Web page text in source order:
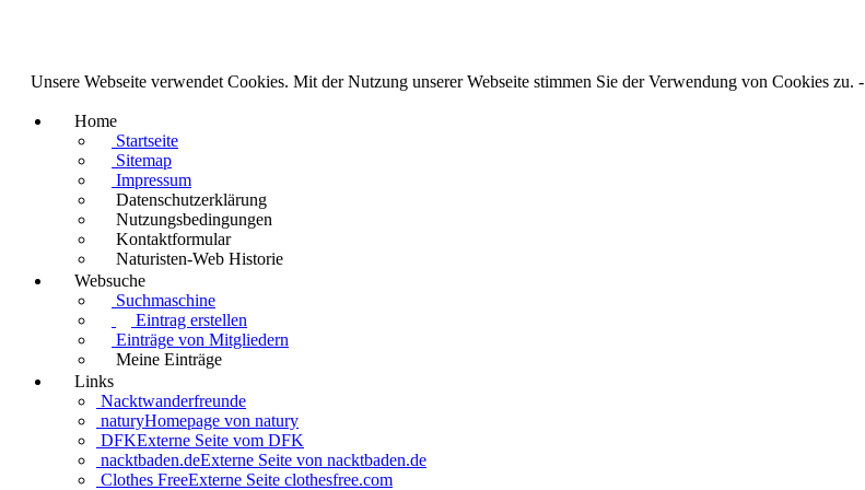
Unsere Webseite verwendet Cookies. Mit der Nutzung unserer Webseite stimmen Sie der Verwendung von Cookies zu. -
Home
Startseite
Sitemap
Impressum
Datenschutzerklärung
Nutzungsbedingungen
Kontaktformular
Naturisten-Web Historie
Websuche
Suchmaschine
Eintrag erstellen
Einträge von Mitgliedern
Meine Einträge
Links
Nacktwanderfreunde
naturyHomepage von natury
DFKExterne Seite vom DFK
nacktbaden.deExterne Seite von nacktbaden.de
Clothes FreeExterne Seite clothesfree.com